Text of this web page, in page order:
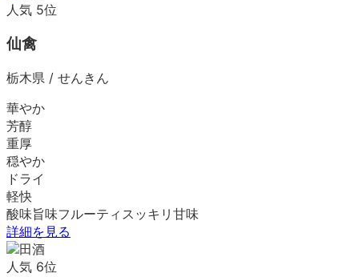
人気 5位
仙禽
栃木県 / せんきん
華やか
芳醇
重厚
穏やか
ドライ
軽快
酸味旨味フルーティ スッキリ 甘味
詳細を見る
人気 6位